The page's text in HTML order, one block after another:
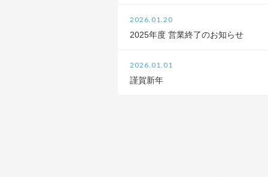
2026.01.20
2025年度 営業終了のお知らせ
2026.01.01
謹賀新年